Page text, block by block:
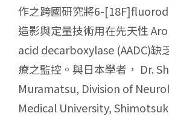
作之跨國研究將6-
造影與定量技術用在先天性
acid decarboxylase (AADC)缺
療之監控。與日本學者， Dr.
Muramatsu, Division of
Medical University,